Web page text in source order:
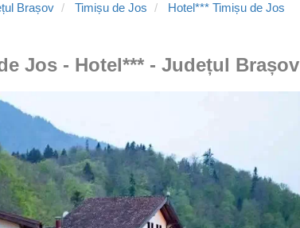
Brașov Timișu de Jos
Hotel*** Timișu de Jos
Jos - Hotel*** - Județul Brașov